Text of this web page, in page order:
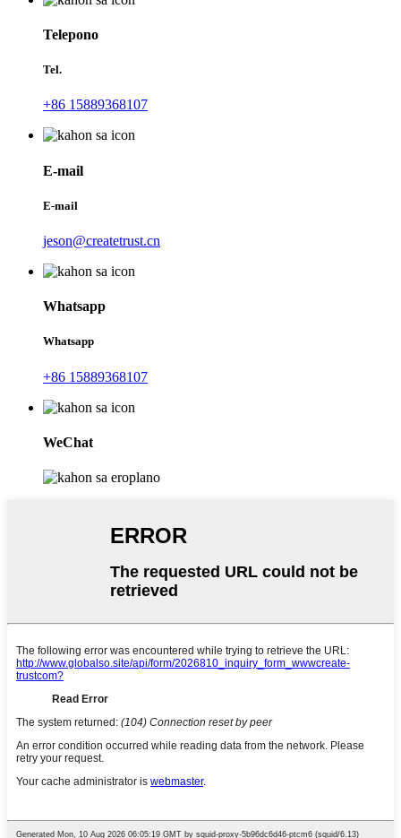
Telepono
Tel.
+86 15889368107
E-mail
E-mail
jeson@createtrust.cn
Whatsapp
Whatsapp
+86 15889368107
WeChat